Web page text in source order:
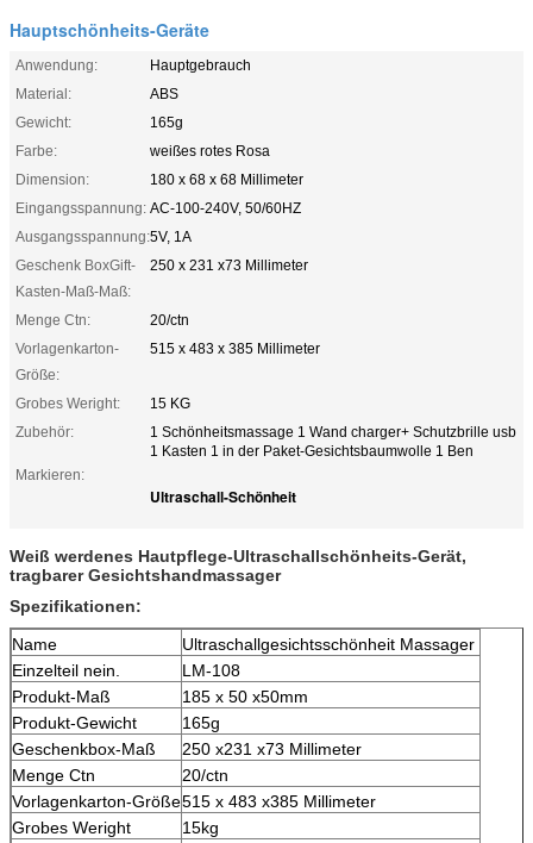
Hauptschönheits-Geräte
Anwendung:
Hauptgebrauch
Material:
ABS
Gewicht:
165g
Farbe:
weißes rotes Rosa
Dimension:
180 x 68 x 68 Millimeter
Eingangsspannung: AC-100-240V, 50/60HZ
Ausgangsspannung:5V, 1A
Geschenk BoxGift-
Kasten-Maß-Maß:
250 x 231 x73 Millimeter
Menge Ctn:
20/ctn
Vorlagenkarton-
Größe:
515 x 483 x 385 Millimeter
Grobes Weright:
15 KG
Zubehör:
1 Schönheitsmassage 1 Wand charger+ Schutzbrille usb
1 Kasten 1 in der Paket-Gesichtsbaumwolle 1 Ben
Markieren:
Ultraschall-Schönheit
Weiß werdenes Hautpflege-Ultraschallschönheits-Gerät,
tragbarer Gesichtshandmassager
Spezifikationen:
Name
Ultraschallgesichtsschönheit Massager
Einzelteil nein.
LM-108
Produkt-Maß
185 x 50 x50mm
Produkt-Gewicht
165g
Geschenkbox-Maß
250 x231 x73 Millimeter
Menge Ctn
20/ctn
Vorlagenkarton-Größe515 x 483 x385 Millimeter
Grobes Weright
15kg